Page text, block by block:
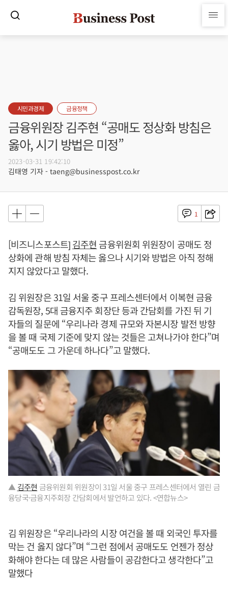
시민과경제 금융정책
금융위원장 김주현 “공매도 정상화 방침은
옳아, 시기 방법은 미정”
2023-03-31 19:42:10
김태영 기자 - taeng@businesspost.co.kr
1
[비즈니스포스트]김주현 금융위원회 위원장이 공매도 정
상화에 관해 방침 자체는 옳으나 시기와 방법은 아직 정해
지지 않았다고 말했다.
김 위원장은 31일 서울 중구 프레스센터에서 이복현 금융
감독원장, 5대 금융지주 회장단 등과 간담회를 가진 뒤 기
자들의 질문에 “우리나라 경제 규모와 자본시장 발전 방향
을 볼 때 국제 기준에 맞지 않는 것들은 고쳐나가야 한다”며
“공매도도 그 가운데 하나다”고 말했다.
▲ 김주현 금융위원회 위원장이 31일 서울 중구 프레스센터에서 열린 금
융당국·금융지주회장 간담회에서 발언하고 있다. <연합뉴스>
김 위원장은 “우리나라의 시장 여건을 볼 때 외국인 투자를
막는 건 옳지 않다”며 “그런 점에서 공매도도 언젠가 정상
화해야 한다는 데 많은 사람들이 공감한다고 생각한다”고
말했다